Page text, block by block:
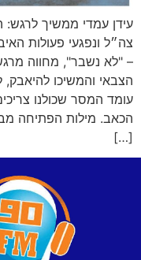
צה״ל ונפגעי פעולות
– "לא נשבר", מחווה
הצבאי והמשיכו
עומד המסר שכולנו
הכאב. מילות הפתיחה
[…]